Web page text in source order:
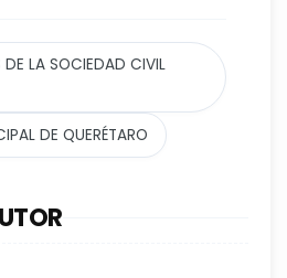
LA SOCIEDAD CIVIL
DE QUERÉTARO